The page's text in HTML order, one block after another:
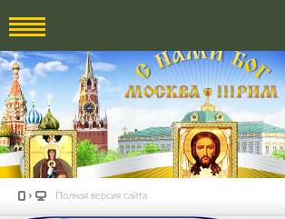
Полная версия сайта